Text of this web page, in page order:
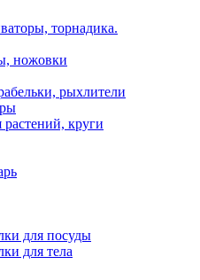
торнадика.
ножовки
рыхлители
круги
для посуды
для тела